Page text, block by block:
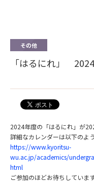
その他
「はるにれ」
2024年度の「はるにれ」が
詳細なカレンダーは以下のよ
https://www.kyoritsu-
wu.ac.jp/academics/
html
ご参加のほどお待ちしています